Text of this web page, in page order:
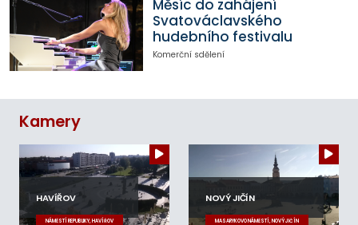
Měsíc do zahájení
Svatováclavského
hudebního festivalu
Komerční sdělení
Kamery
HAVÍŘOV
NÁMĚSTÍ REPUBLIKY, HAVÍŘOV
NOVÝ JIČÍN
MASARYKOVO NÁMĚSTÍ, NOVÝ JIČÍN